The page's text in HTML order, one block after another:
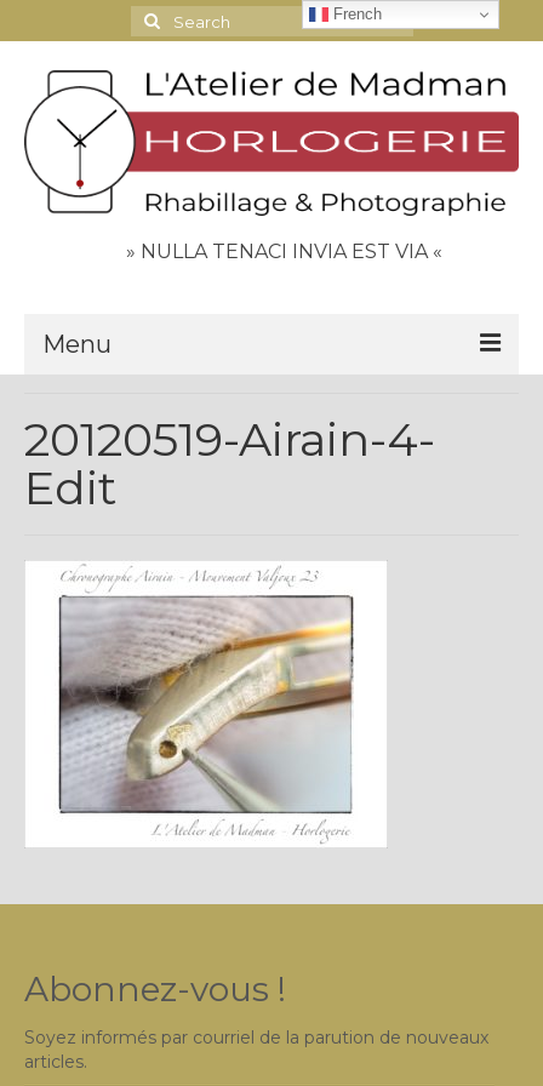
Search
for:
» NULLA TENACI INVIA EST VIA «
Menu
Contact
Espace Clients
Plus…
Sur l’Établi 2011 – 2022
Marques Suisses du XXe siècle
Grands Horlogers
Abraham-Louis Breguet
Christian Gottfried Hahn
Dossiers constructeur
Exemple de tarifs manufacture
20120519-Airain-4-
Edit
Abonnez-vous !
Soyez informés par courriel de la parution de nouveaux
articles.
French